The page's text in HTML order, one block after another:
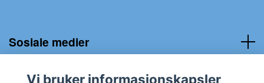
Sosiale medier
Kundeservice:
Vi bruker informasjonskapsler